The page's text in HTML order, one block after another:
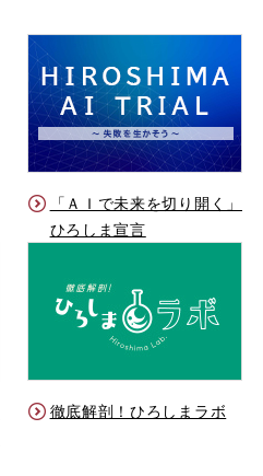
「ＡＩで未来を切り開く」
ひろしま宣言
徹底解剖！ひろしまラボ